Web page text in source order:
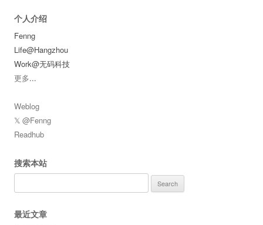
个人介绍
Fenng
Life@Hangzhou
Work@无码科技
更多...
Weblog
𝕏 @Fenng
Readhub
搜索本站
for:
最近文章